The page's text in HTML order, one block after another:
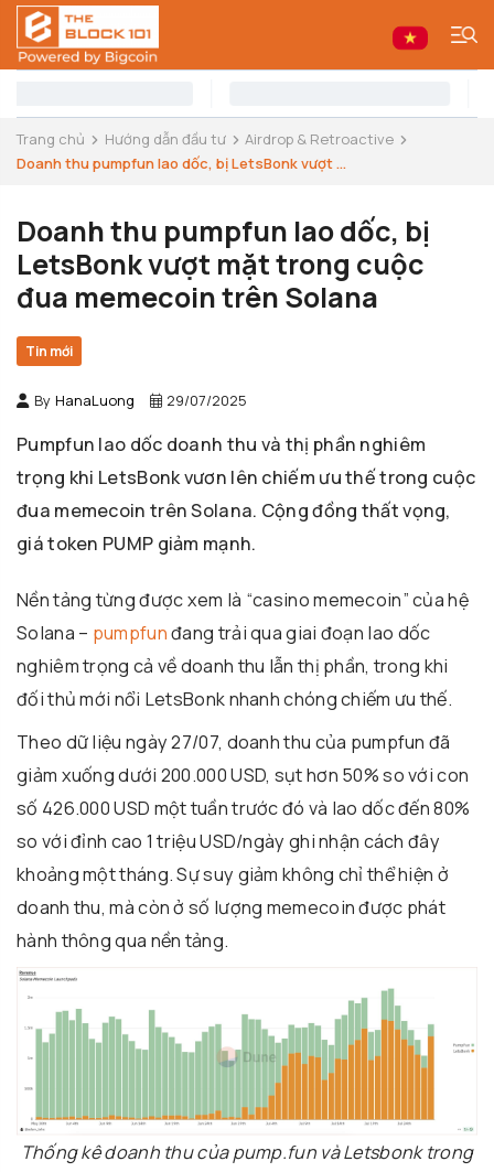
Trang chủ Hướng dẫn đầu tư
Airdrop & Retroactive
Doanh thu pumpfun lao dốc, bị LetsBonk vượt ...
Doanh thu pumpfun lao dốc, bị
LetsBonk vượt mặt trong cuộc
đua memecoin trên Solana
Tin mới
By HanaLuong 29/07/2025
Pumpfun lao dốc doanh thu và thị phần nghiêm
trọng khi LetsBonk vươn lên chiếm ưu thế trong cuộc
đua memecoin trên Solana. Cộng đồng thất vọng,
giá token PUMP giảm mạnh.
Nền tảng từng được xem là “casino memecoin” của hệ
Solana – pumpfunđang trải qua giai đoạn lao dốc
nghiêm trọng cả về doanh thu lẫn thị phần, trong khi
đối thủ mới nổi LetsBonk nhanh chóng chiếm ưu thế.
Theo dữ liệu ngày 27/07, doanh thu của pumpfun đã
giảm xuống dưới 200.000 USD, sụt hơn 50% so với con
số 426.000 USD một tuần trước đó và lao dốc đến 80%
so với đỉnh cao 1 triệu USD/ngày ghi nhận cách đây
khoảng một tháng. Sự suy giảm không chỉ thể hiện ở
doanh thu, mà còn ở số lượng memecoin được phát
hành thông qua nền tảng.
Thống kê doanh thu của pump.fun và Letsbonk trong